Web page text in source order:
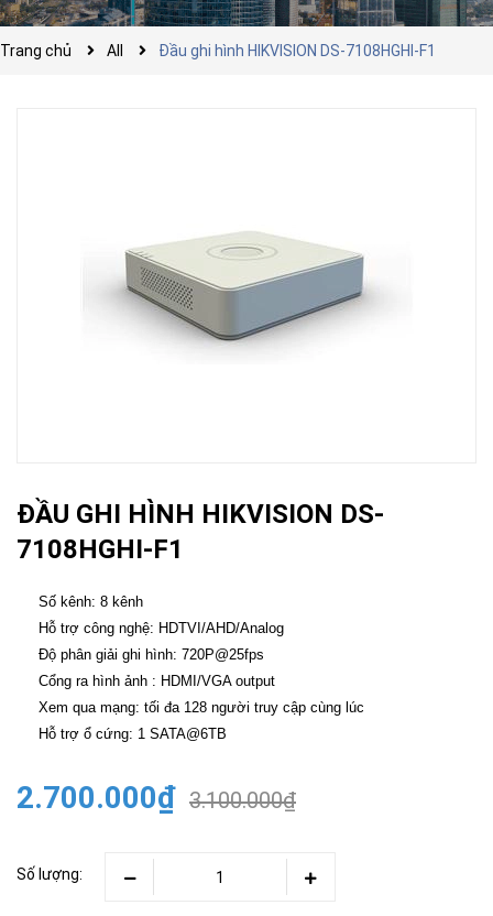
Trang chủ All Đầu ghi hình HIKVISION DS-7108HGHI-F1
ĐẦU GHI HÌNH HIKVISION DS-
7108HGHI-F1
Số kênh: 8 kênh
Hỗ trợ công nghệ: HDTVI/AHD/Analog
Độ phân giải ghi hình: 720P@25fps
Cổng ra hình ảnh : HDMI/VGA output
Xem qua mạng: tối đa 128 người truy cập cùng lúc
Hỗ trợ ổ cứng: 1 SATA@6TB
2.700.000₫ 3.100.000₫
Số lượng: